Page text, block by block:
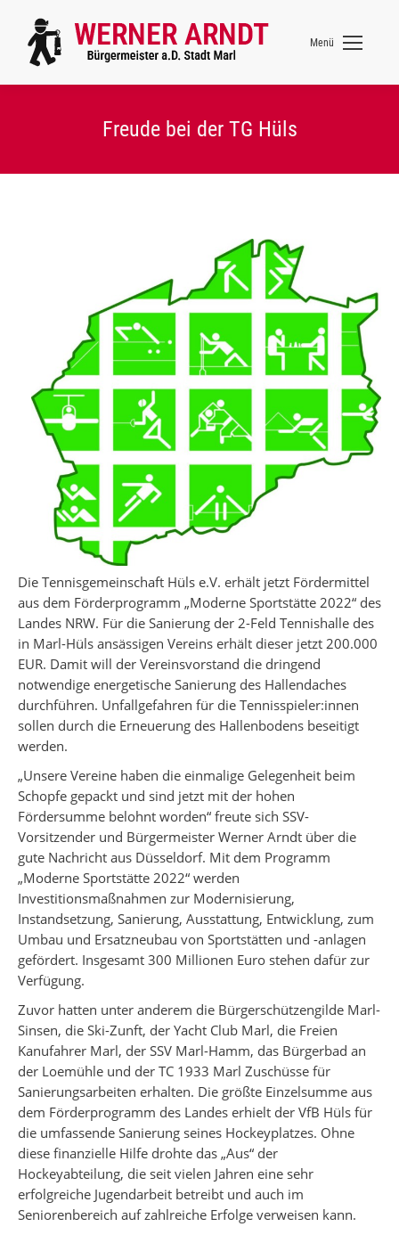
Menü
Freude bei der TG Hüls
Die Tennisgemeinschaft Hüls e.V. erhält jetzt Fördermittel
aus dem Förderprogramm „Moderne Sportstätte 2022“ des
Landes NRW. Für die Sanierung der 2-Feld Tennishalle des
in Marl-Hüls ansässigen Vereins erhält dieser jetzt 200.000
EUR. Damit will der Vereinsvorstand die dringend
notwendige energetische Sanierung des Hallendaches
durchführen. Unfallgefahren für die Tennisspieler:innen
sollen durch die Erneuerung des Hallenbodens beseitigt
werden.
„Unsere Vereine haben die einmalige Gelegenheit beim
Schopfe gepackt und sind jetzt mit der hohen
Fördersumme belohnt worden“ freute sich SSV-
Vorsitzender und Bürgermeister Werner Arndt über die
gute Nachricht aus Düsseldorf. Mit dem Programm
„Moderne Sportstätte 2022“ werden
Investitionsmaßnahmen zur Modernisierung,
Instandsetzung, Sanierung, Ausstattung, Entwicklung, zum
Umbau und Ersatzneubau von Sportstätten und -anlagen
gefördert. Insgesamt 300 Millionen Euro stehen dafür zur
Verfügung.
Zuvor hatten unter anderem die Bürgerschützengilde Marl-
Sinsen, die Ski-Zunft, der Yacht Club Marl, die Freien
Kanufahrer Marl, der SSV Marl-Hamm, das Bürgerbad an
der Loemühle und der TC 1933 Marl Zuschüsse für
Sanierungsarbeiten erhalten. Die größte Einzelsumme aus
dem Förderprogramm des Landes erhielt der VfB Hüls für
die umfassende Sanierung seines Hockeyplatzes. Ohne
diese finanzielle Hilfe drohte das „Aus“ der
Hockeyabteilung, die seit vielen Jahren eine sehr
erfolgreiche Jugendarbeit betreibt und auch im
Seniorenbereich auf zahlreiche Erfolge verweisen kann.